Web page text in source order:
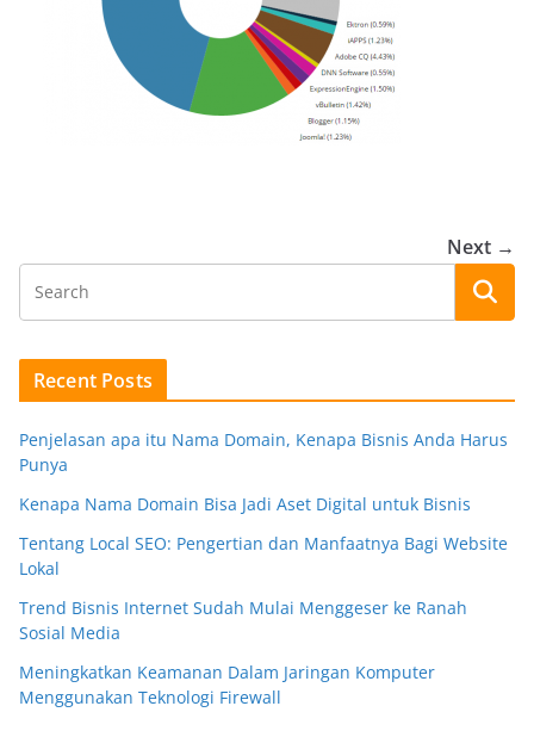
Next →
Recent Posts
Penjelasan apa itu Nama Domain, Kenapa Bisnis Anda Harus
Punya
Kenapa Nama Domain Bisa Jadi Aset Digital untuk Bisnis
Tentang Local SEO: Pengertian dan Manfaatnya Bagi Website
Lokal
Trend Bisnis Internet Sudah Mulai Menggeser ke Ranah
Sosial Media
Meningkatkan Keamanan Dalam Jaringan Komputer
Menggunakan Teknologi Firewall